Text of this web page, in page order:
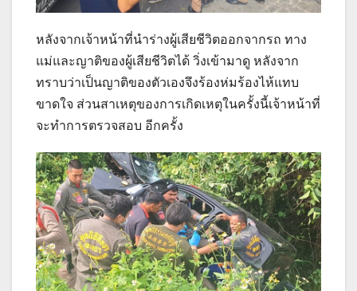
หลังจากเจ้าหน้าที่นำร่างผู้เสียชีวิตออกจากรถ ทาง
แม่และญาติของผู้เสียชีวิตได้ วิ่งเข้ามาดู หลังจาก
ทราบว่าเป็นญาติของตัวเองจึงร้องห่มร้องไห้แทบ
ขาดใจ ส่วนสาเหตุของการเกิดเหตุในครั้งนี้เจ้าหน้าที่
จะทำการตรวจสอบ อีกครั้ง